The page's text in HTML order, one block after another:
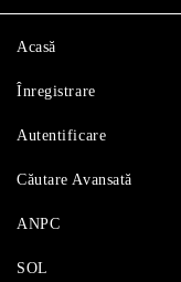
Acasă
Înregistrare
Autentificare
Căutare Avansată
ANPC
SOL